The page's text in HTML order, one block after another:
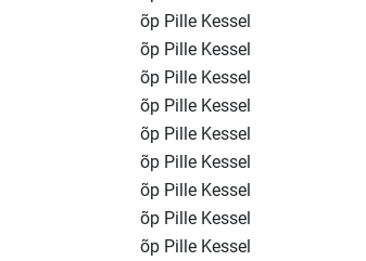
õp Pille Kessel
õp Pille Kessel
õp Pille Kessel
õp Pille Kessel
õp Pille Kessel
õp Pille Kessel
õp Pille Kessel
õp Pille Kessel
õp Pille Kessel